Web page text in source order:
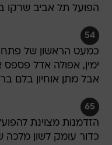
הפועל תל אביב שרקו
54
כמעט הראשון של פתח
ימין, אפולה אדל
אבל מתן אוחיון בלם
65
הזדמנות מצוינת
כדור עומק לשון